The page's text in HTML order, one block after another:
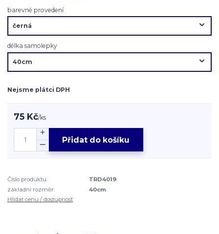
barevné provedení
délka samolepky
Nejsme plátci DPH
75 Kč/ks
Přidat do košíku
Číslo produktu:
TRD4019
základní rozměr:
40cm
Hlídat cenu / dostupnost